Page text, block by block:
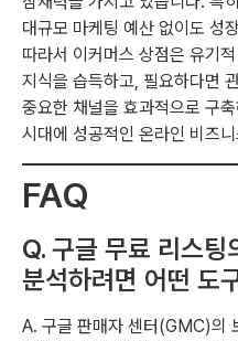
대규모 마케팅 예산 없이도 성
따라서 이커머스 상점은 유기
지식을 습득하고, 필요하다면
중요한 채널을 효과적으로 구
시대에 성공적인 온라인 비즈
FAQ
Q. 구글 무료 리스팅
분석하려면 어떤 도
A. 구글 판매자 센터(GMC)의